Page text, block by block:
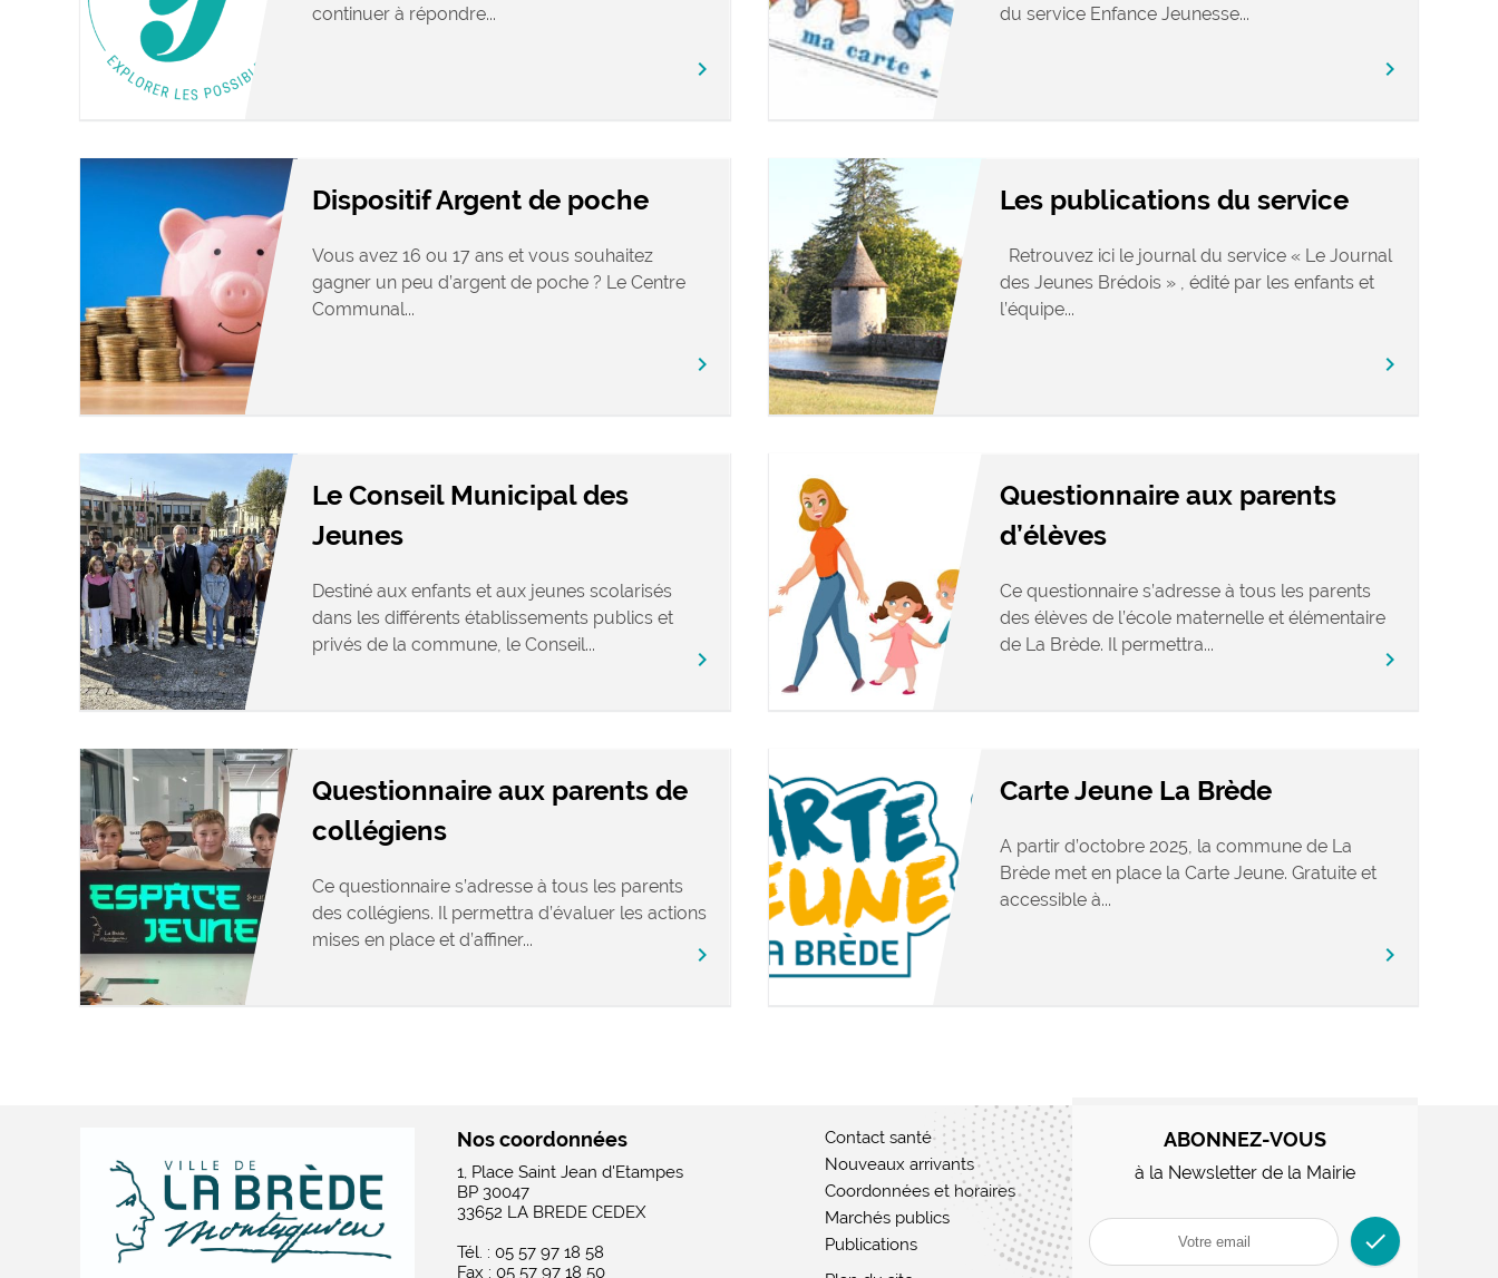
continuer à répondre...
chevron_right
du service Enfance Jeunesse...
chevron_right
Dispositif Argent de poche
Vous avez 16 ou 17 ans et vous souhaitez
gagner un peu d’argent de poche ? Le Centre
Communal...
chevron_right
Les publications du service
Retrouvez ici le journal du service « Le Journal
des Jeunes Brédois » , édité par les enfants et
l’équipe...
chevron_right
Le Conseil Municipal des
Jeunes
Destiné aux enfants et aux jeunes scolarisés
dans les différents établissements publics et
privés de la commune, le Conseil...
chevron_right
Questionnaire aux parents
d’élèves
Ce questionnaire s’adresse à tous les parents
des élèves de l’école maternelle et élémentaire
de La Brède. Il permettra...
chevron_right
Questionnaire aux parents de
collégiens
Ce questionnaire s’adresse à tous les parents
des collégiens. Il permettra d’évaluer les actions
mises en place et d’affiner...
chevron_right
Carte Jeune La Brède
A partir d’octobre 2025, la commune de La
Brède met en place la Carte Jeune. Gratuite et
accessible à...
chevron_right
Nos coordonnées
1, Place Saint Jean d'Etampes
BP 30047
33652 LA BREDE CEDEX
Tél. : 05 57 97 18 58
Fax : 05 57 97 18 50
Contact santé
Nouveaux arrivants
Coordonnées et horaires
Marchés publics
Publications
ABONNEZ-VOUS
à la Newsletter de la Mairie
check